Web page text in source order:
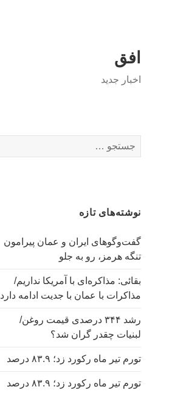
افق
اخبار جدید
برای:
نوشته‌های تازه
گفت‌وگوهای ایران و عمان پیرامون
تنگه هرمز، رو به جلو
بقائی: مذاکره‌ای با آمریکا نداریم/
مذاکرات با عمان با جدیت ادامه دارد
رشد ۳۴۴ درصدی قیمت روغن/
لبنیات چقدر گران شد؟
تورم تیر ماه رکورد زد؛ ۸۳.۹ درصد
تورم تیر ماه رکورد زد؛ ۸۳.۹ درصد